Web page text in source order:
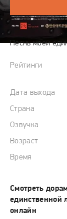
СЮЖЕТ
Песнь моей
Рейтинги
Дата выхода
Страна
Озвучка
Возраст
Время
Смотреть
единственной
онлайн